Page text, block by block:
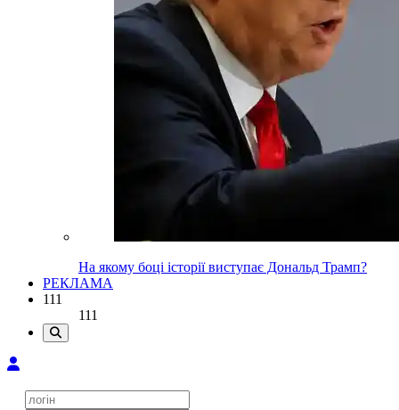
На якому боці історії виступає Дональд Трамп?
РЕКЛАМА
111
111